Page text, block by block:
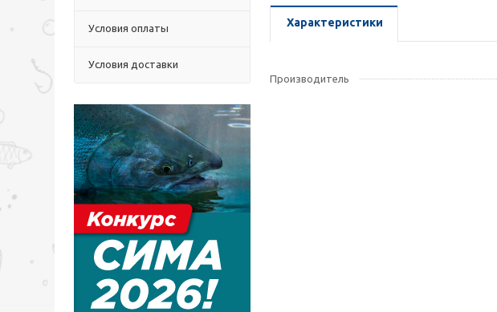
Условия оплаты
Условия доставки
Характеристики
Производитель